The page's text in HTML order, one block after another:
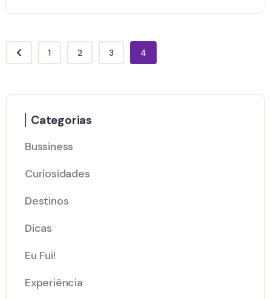
1 2 3 4
Categorias
Bussiness
Curiosidades
Destinos
Dicas
Eu Fui!
Experiência